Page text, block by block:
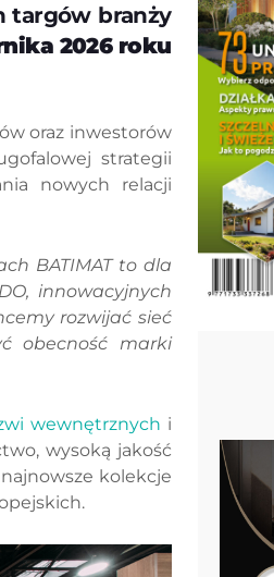
targów branży
2026 roku
oraz inwestorów
strategii
nowych relacji
BATIMAT to dla
innowacyjnych
rozwijać sieć
obecność marki
wewnętrznych i
wysoką jakość
kolekcje